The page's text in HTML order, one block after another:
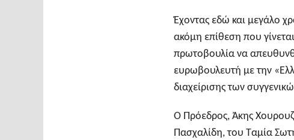
Έχοντας εδώ και μεγάλο
ακόμη επίθεση που
πρωτοβουλία να
ευρωβουλευτή με την
διαχείρισης των
Ο Πρόεδρος, Άκης
Πασχαλίδη, του Ταμία